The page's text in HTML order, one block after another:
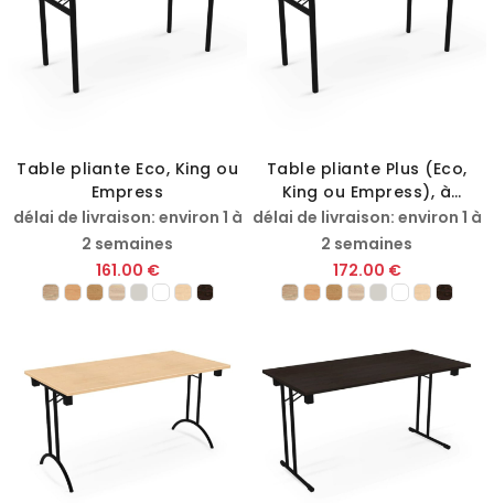
Table pliante Eco, King ou
Empress
délai de livraison: environ 1 à
2 semaines
161.00 €
Table pliante Plus (Eco,
King ou Empress), à
roulettes
délai de livraison: environ 1 à
2 semaines
172.00 €